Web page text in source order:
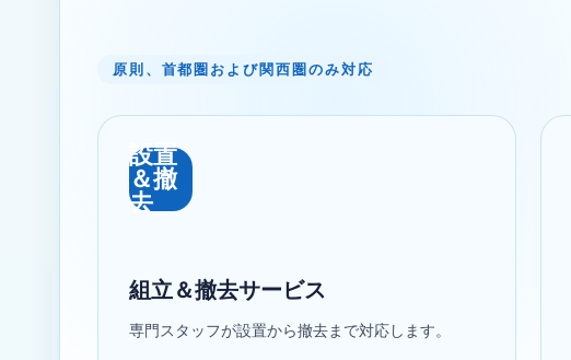
原則、首都圏および関西圏のみ対応
設置
＆撤
去
組立＆撤去サービス
専門スタッフが設置から撤去まで対応します。